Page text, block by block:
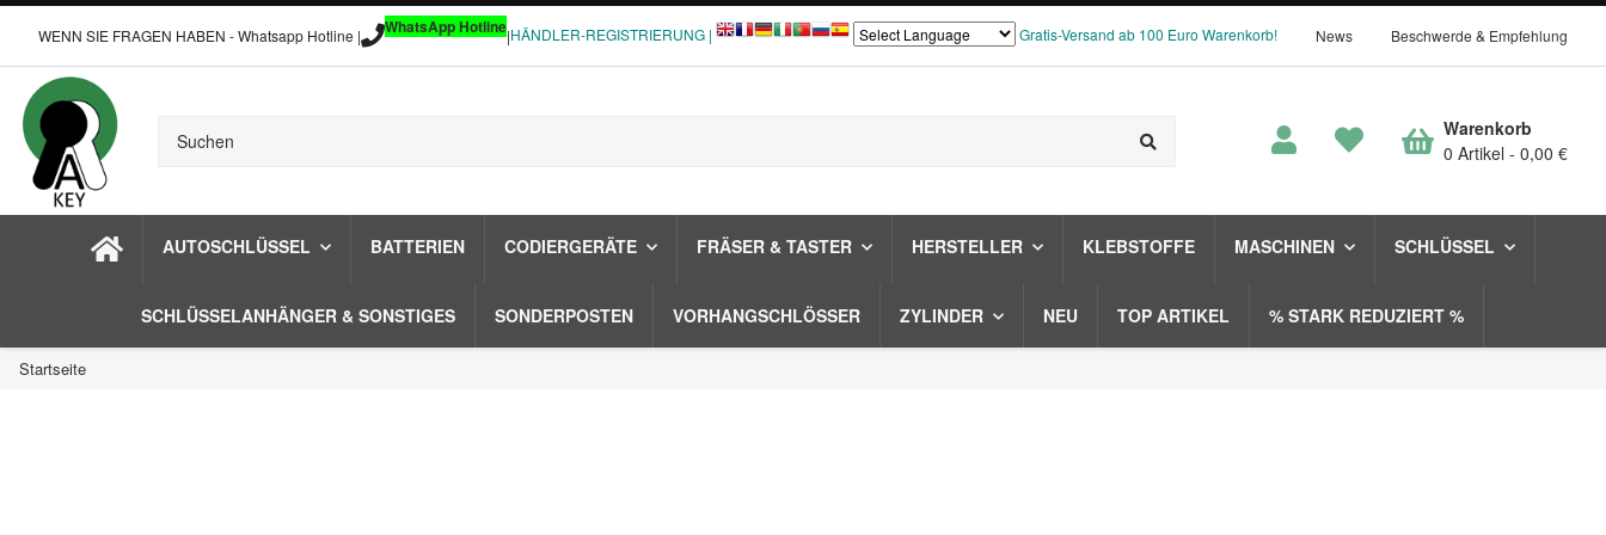
WENN SIE FRAGEN HABEN - Whatsapp Hotline | WhatsApp Hotline|HÄNDLER-REGISTRIERUNG | Gratis-Versand ab 100 Euro Warenkorb! News Beschwerde & Empfehlung
AUTOSCHLÜSSEL BATTERIEN CODIERGERÄTE FRÄSER & TASTER HERSTELLER KLEBSTOFFE MASCHINEN SCHLÜSSEL
SCHLÜSSELANHÄNGER & SONSTIGES SONDERPOSTEN VORHANGSCHLÖSSER ZYLINDER NEU TOP ARTIKEL % STARK REDUZIERT %
Warenkorb
0 Artikel
0,00 €
Startseite